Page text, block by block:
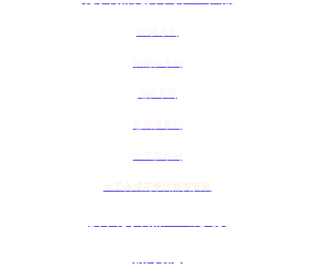
土工合成花季传媒黄安装